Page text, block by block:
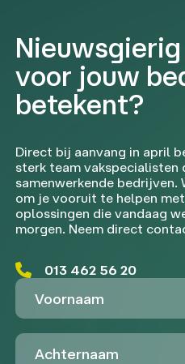
voor jouw
betekent?
Direct bij aanvang in april
sterk team vakspecialisten
samenwerkende bedrijven.
om je vooruit te helpen
oplossingen die vandaag
morgen. Neem direct
013 462 56 20
Voornaam
Achternaam